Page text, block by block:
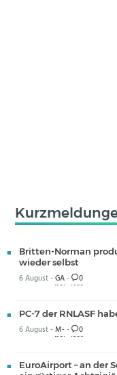
Britten-Norman
wieder selbst
6 August -GA- 0
PC-7 der RNLASF
6 August -M-- 0
EuroAirport – an der